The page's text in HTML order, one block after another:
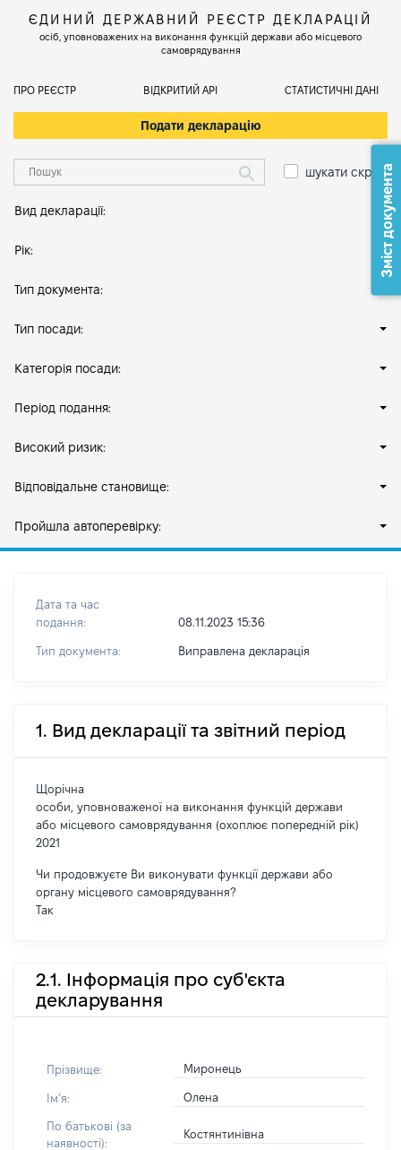
ЄДИНИЙ ДЕРЖАВНИЙ РЕЄСТР ДЕКЛАРАЦІЙ
осіб, уповноважених на виконання функцій держави або місцевого
самоврядування
ПРО РЕЄСТР ВІДКРИТИЙ АРІ СТАТИСТИЧНІ ДАНІ
Подати декларацію
шукати скрізь
Вид декларації:
Рік:
Тип документа:
Тип посади:
Категорія посади:
Період подання:
Високий ризик:
Відповідальне становище:
Пройшла автоперевірку:
Дата та час
подання:
08.11.2023 15:36
Тип документа: Виправлена декларація
1. Вид декларації та звітний період
Щорічна
особи, уповноваженої на виконання функцій держави
або місцевого самоврядування (охоплює попередній рік)
2021
Чи продовжуєте Ви виконувати функції держави або
органу місцевого самоврядування?
Так
2.1. Інформація про суб'єкта
декларування
Прізвище: Миронець
Імʼя: Олена
По батькові (за
наявності):
Костянтинівна
Зміст документа